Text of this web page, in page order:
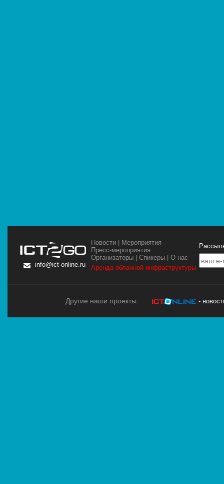
info@ict-online.ru
Новости
Мероприятия
Пресс-мероприятия
Организаторы |Спикеры |О нас
Аренда облачной инфраструктуры
Другие наши проекты: -